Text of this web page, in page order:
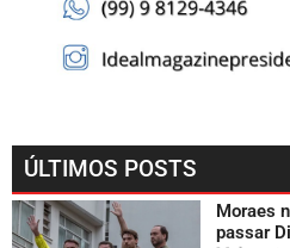
ÚLTIMOS POSTS
Moraes
passar